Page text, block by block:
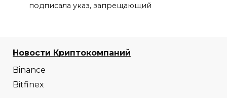
подписала указ, запрещающий
Новости Криптокомпаний
Binance
Bitfinex